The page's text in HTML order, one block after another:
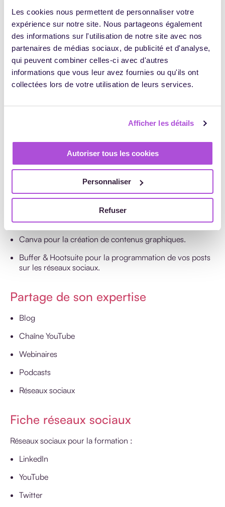
Les cookies nous permettent de personnaliser votre
expérience sur notre site. Nous partageons également
des informations sur l'utilisation de notre site avec nos
partenaires de médias sociaux, de publicité et d'analyse,
qui peuvent combiner celles-ci avec d'autres
informations que vous leur avez fournies ou qu'ils ont
collectées lors de votre utilisation de leurs services.
Afficher les détails
Autoriser tous les cookies
Personnaliser
Refuser
recommandée?
RECOMMANDÉE NON, OBLIGATOIRE OUI. Le web est un
incontournable, sauf pour quelques secteurs d’ultraniche.
En revanche, être présent sur le web sans se donner les
moyens (site inactif, réseaux sociaux sans actualité…) peut
avoir un effet boomerang important. Le web oui, mais pas
n’importe comment. De nos jours, le premier réflexe est de
éléments de réassurance : la preuve sociale rassure
La boîte à outils
Pour assurer une présence sur le
web
Canva pour la création de contenus graphiques.
Buffer & Hootsuite pour la programmation de vos posts
sur les réseaux sociaux.
Partage de son expertise
Blog
Chaîne YouTube
Webinaires
Podcasts
Réseaux sociaux
Fiche réseaux sociaux
Réseaux sociaux pour la formation :
LinkedIn
YouTube
Twitter